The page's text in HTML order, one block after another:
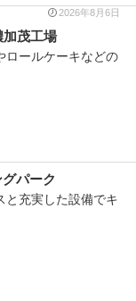
2026年8月6日
加茂工場
ロールケーキなどの
パーク
と充実した設備でキ